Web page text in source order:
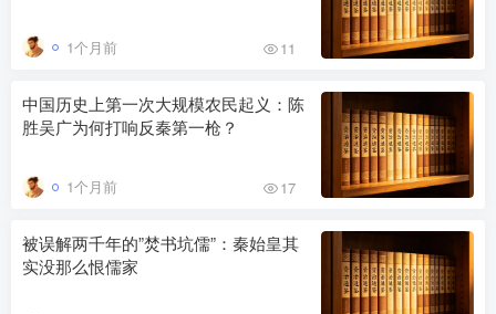
1个月前 11
中国历史上第一次大规模农民起义：陈
胜吴广为何打响反秦第一枪？
1个月前 17
被误解两千年的”焚书坑儒”：秦始皇其
实没那么恨儒家